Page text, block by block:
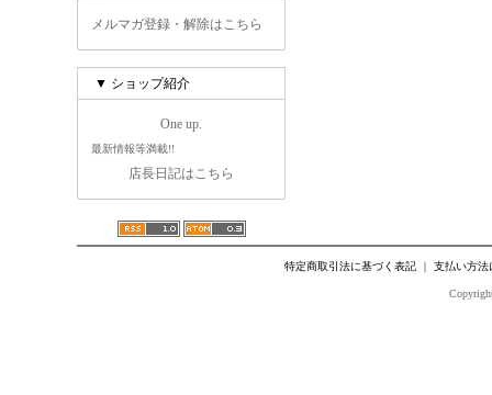
メルマガ登録・解除はこちら
▼ ショップ紹介
One up.
最新情報等満載!!
店長日記はこちら
特定商取引法に基づく表記｜ 支払い方法